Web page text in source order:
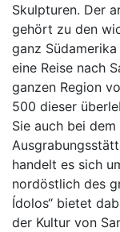
Skulpturen. Der
gehört zu den
ganz
eine Reise nach
ganzen Region
500 dieser
Sie auch bei
handelt es sich
nordöstlich des
Ídolos“ bietet
der Kultur von